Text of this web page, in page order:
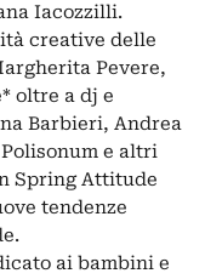
Iacozzilli.
creative delle
Pevere,
oltre a dj e
Barbieri, Andrea
e altri
Spring Attitude
tendenze
ai bambini e